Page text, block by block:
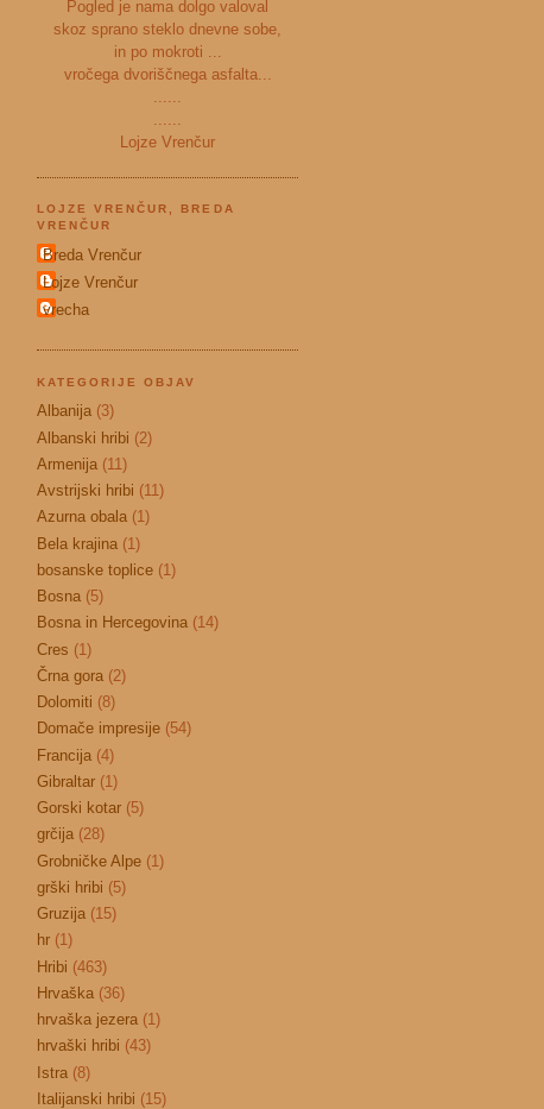
Pogled je nama dolgo valoval
skoz sprano steklo dnevne sobe,
in po mokroti ...
vročega dvoriščnega asfalta...
......
......
Lojze Vrenčur
LOJZE VRENČUR, BREDA
VRENČUR
Breda Vrenčur
Lojze Vrenčur
vrecha
KATEGORIJE OBJAV
Albanija (3)
Albanski hribi (2)
Armenija (11)
Avstrijski hribi (11)
Azurna obala (1)
Bela krajina (1)
bosanske toplice (1)
Bosna (5)
Bosna in Hercegovina (14)
Cres (1)
Črna gora (2)
Dolomiti (8)
Domače impresije (54)
Francija (4)
Gibraltar (1)
Gorski kotar (5)
grčija (28)
Grobničke Alpe (1)
grški hribi (5)
Gruzija (15)
hr (1)
Hribi (463)
Hrvaška (36)
hrvaška jezera (1)
hrvaški hribi (43)
Istra (8)
Italijanski hribi (15)